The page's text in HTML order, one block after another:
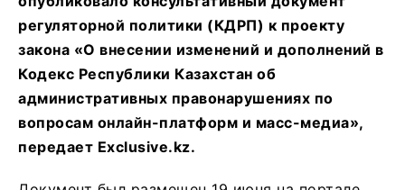
регуляторной политики (КДРП) к проекту
закона «О внесении изменений и дополнений в
Кодекс Республики Казахстан об
административных правонарушениях по
вопросам онлайн-платформ и масс-медиа»,
передает Exclusive.kz.